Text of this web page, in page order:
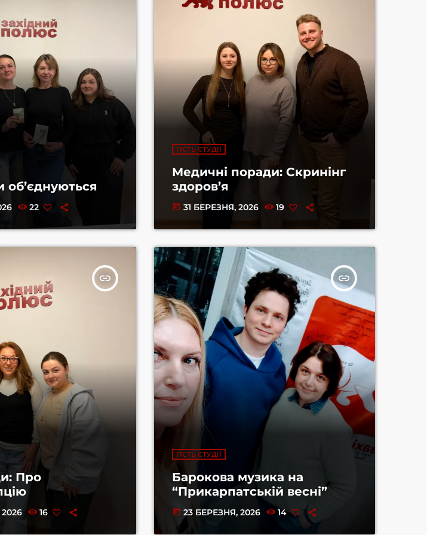
об’єднуються
22
ГІСТЬ СТУДІЇ
Медичні поради: Скринінг
здоров’я
today 31 БЕРЕЗНЯ, 2026 19
insert_link
Про
16
insert_link
ГІСТЬ СТУДІЇ
Барокова музика на
“Прикарпатській весні”
today 23 БЕРЕЗНЯ, 2026 14